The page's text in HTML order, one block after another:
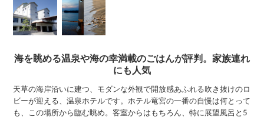
海を眺める温泉や海の幸満載のごはんが評判。家族連れ
にも人気
天草の海岸沿いに建つ、モダンな外観で開放感あふれる吹き抜けのロ
ビーが迎える、温泉ホテルです。ホテル竜宮の一番の自慢は何とって
も、この場所から臨む眺め。客室からはもちろん、特に展望風呂と5